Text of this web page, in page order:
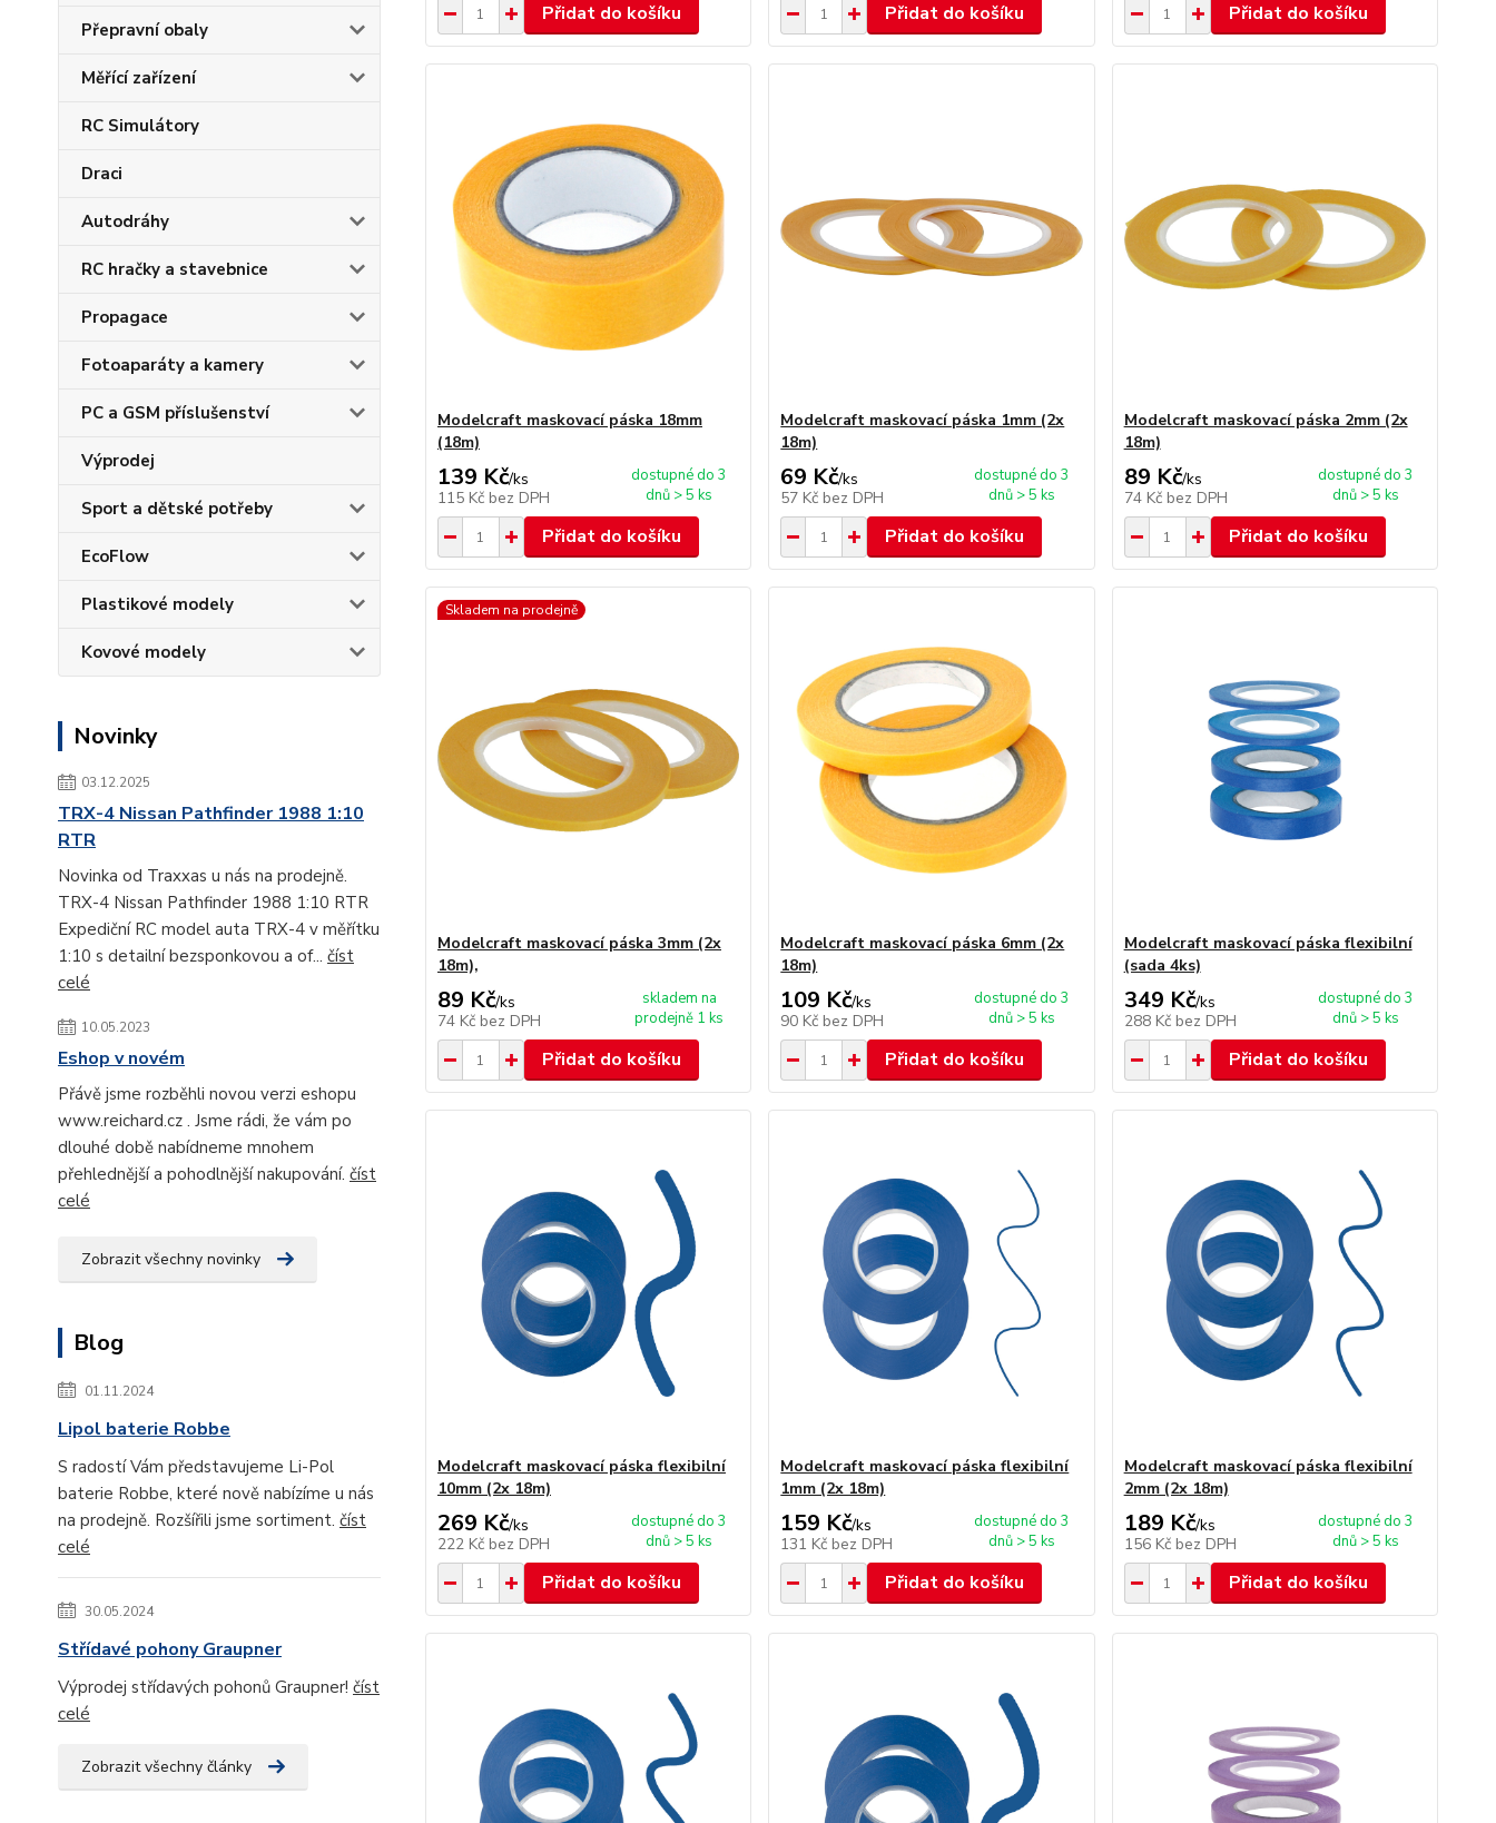
Přepravní obaly
Měřící zařízení
RC Simulátory
Draci
Autodráhy
RC hračky a stavebnice
Propagace
Fotoaparáty a kamery
PC a GSM příslušenství
Výprodej
Sport a dětské potřeby
EcoFlow
Plastikové modely
Kovové modely
Novinky
03.12.2025
TRX-4 Nissan Pathfinder 1988 1:10
RTR
Novinka od Traxxas u nás na prodejně.
TRX-4 Nissan Pathfinder 1988 1:10 RTR
Expediční RC model auta TRX-4 v měřítku
1:10 s detailní bezsponkovou a of... číst
celé
10.05.2023
Eshop v novém
Přávě jsme rozběhli novou verzi eshopu
www.reichard.cz . Jsme rádi, že vám po
dlouhé době nabídneme mnohem
přehlednější a pohodlnější nakupování. číst
celé
Zobrazit všechny novinky
Blog
01.11.2024
Lipol baterie Robbe
S radostí Vám představujeme Li-Pol
baterie Robbe, které nově nabízíme u nás
na prodejně. Rozšířili jsme sortiment. číst
celé
30.05.2024
Střídavé pohony Graupner
Výprodej střídavých pohonů Graupner! číst
celé
Zobrazit všechny články
Přidat do košíku Přidat do košíku Přidat do košíku
Modelcraft maskovací páska 18mm
(18m)
139 Kč/ks
115 Kč bez DPH
dostupné do 3
dnů > 5 ks
Přidat do košíku
Modelcraft maskovací páska 1mm (2x
18m)
69 Kč/ks
57 Kč bez DPH
dostupné do 3
dnů > 5 ks
Přidat do košíku
Modelcraft maskovací páska 2mm (2x
18m)
89 Kč/ks
74 Kč bez DPH
dostupné do 3
dnů > 5 ks
Přidat do košíku
Skladem na prodejně
Modelcraft maskovací páska 3mm (2x
18m),
89 Kč/ks
74 Kč bez DPH
skladem na
prodejně 1 ks
Přidat do košíku
Modelcraft maskovací páska 6mm (2x
18m)
109 Kč/ks
90 Kč bez DPH
dostupné do 3
dnů > 5 ks
Přidat do košíku
Modelcraft maskovací páska flexibilní
(sada 4ks)
349 Kč/ks
288 Kč bez DPH
dostupné do 3
dnů > 5 ks
Přidat do košíku
Modelcraft maskovací páska flexibilní
10mm (2x 18m)
269 Kč/ks
222 Kč bez DPH
dostupné do 3
dnů > 5 ks
Přidat do košíku
Modelcraft maskovací páska flexibilní
1mm (2x 18m)
159 Kč/ks
131 Kč bez DPH
dostupné do 3
dnů > 5 ks
Přidat do košíku
Modelcraft maskovací páska flexibilní
2mm (2x 18m)
189 Kč/ks
156 Kč bez DPH
dostupné do 3
dnů > 5 ks
Přidat do košíku